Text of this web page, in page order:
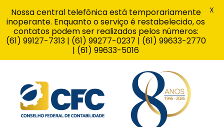
Nossa central telefônica está temporariamente
inoperante. Enquanto o serviço é restabelecido, os
contatos podem ser realizados pelos números:
(61) 99127-7313 | (61) 99277-0237 | (61) 99633-2770
| (61) 99633-5016
X